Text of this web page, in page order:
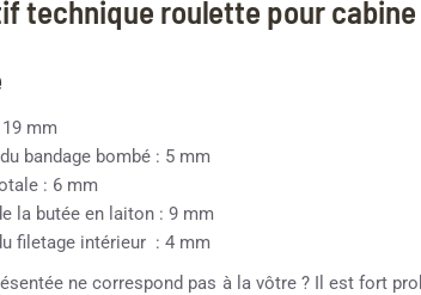
technique roulette pour cabine
mm
bandage bombé : 5 mm
: 6 mm
la butée en laiton : 9 mm
filetage intérieur : 4 mm
ne correspond pas à la vôtre ? Il est fort